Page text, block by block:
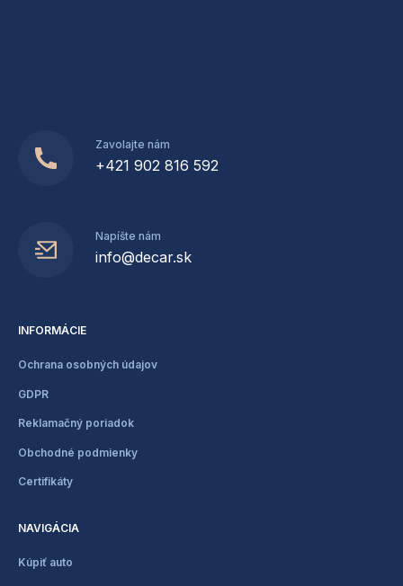
Zavolajte nám
+421 902 816 592
Napíšte nám
info@decar.sk
INFORMÁCIE
Ochrana osobných údajov
GDPR
Reklamačný poriadok
Obchodné podmienky
Certifikáty
NAVIGÁCIA
Kúpiť auto